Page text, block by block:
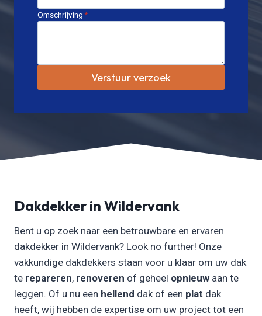
Omschrijving*
Verstuur verzoek
Dakdekker in Wildervank
Bent u op zoek naar een betrouwbare en ervaren
dakdekker in Wildervank? Look no further! Onze
vakkundige dakdekkers staan voor u klaar om uw dak
te repareren, renoveren of geheel opnieuw aan te
leggen. Of u nu een hellend dak of een plat dak
heeft, wij hebben de expertise om uw project tot een